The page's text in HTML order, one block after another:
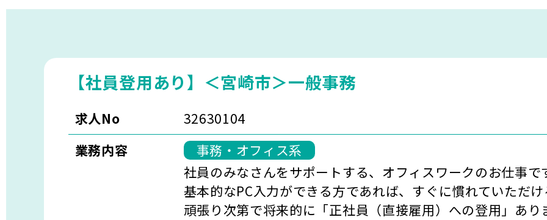
【社員登用あり】＜宮崎市＞一般事務
求人No
32630104
業務内容
事務・オフィス系
社員のみなさんをサポートする、オフィスワークのお仕事で
基本的なPC入力ができる方であれば、すぐに慣れていただ
頑張り次第で将来的に「正社員（直接雇用）への登用」あ